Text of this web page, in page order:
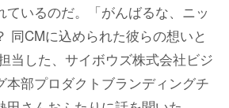
ているのだ。「がんばるな、ニッ
同CMに込められた彼らの想いと
当した、サイボウズ株式会社ビジ
本部プロダクトブランディングチ